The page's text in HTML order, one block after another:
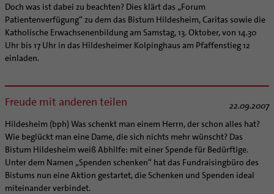
Doch was ist dabei zu beachten? Dies klärt das „Forum
Patientenverfügung“ zu dem das Bistum Hildesheim, Caritas sowie die
Katholische Erwachsenenbildung am Samstag, 13. Oktober, von 14.30
Uhr bis 17 Uhr in das Hildesheimer Kolpinghaus am Pfaffenstieg 12
einladen.
Freude mit anderen teilen
22.09.2007
Hildesheim (bph) Was schenkt man einem Herrn, der schon alles hat?
Wie beglückt man eine Dame, die sich nichts mehr wünscht? Das
Bistum Hildesheim weiß Abhilfe: mit einer Spende für Bedürftige.
Unter dem Namen „Spenden schenken“ hat das Fundraisingbüro des
Bistums nun eine Aktion gestartet, die Schenken und Spenden ideal
miteinander verbindet.